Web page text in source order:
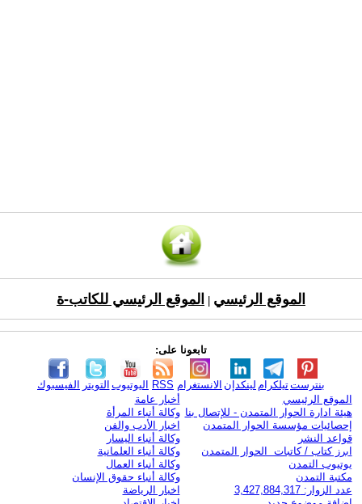
الموقع الرئيسي الموقع الرئيسي للكاتب-ة
تابعونا على:
الفيسبوك التويتر اليوتيوب RSS الانستغرام لينكدإن تيلكرامبنترست
الموقع الرئيسي
هيئة ادارة الحوار المتمدن - للإتصال بنا
إحصائيات مؤسسة الحوار المتمدن
قواعد النشر
ابرز كتاب / كاتبات الحوار المتمدن
يوتيوب التمدن
مكتبة التمدن
عدد الزوار: 3,427,884,317
أخبار عامة
وكالة أنباء المرأة
اخبار الأدب والفن
وكالة أنباء اليسار
وكالة أنباء العلمانية
وكالة أنباء العمال
وكالة أنباء حقوق الإنسان
اخبار الرياضة